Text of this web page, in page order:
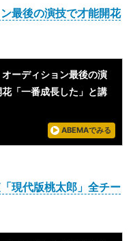
最後の演技で才能開花
ーディション最後の演
「一番成長した」と講
ABEMAでみる
現代版桃太郎」全チー